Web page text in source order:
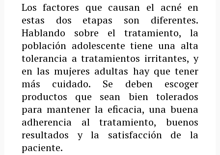
Los factores que causan el acné en
estas dos etapas son diferentes.
Hablando sobre el tratamiento, la
población adolescente tiene una alta
tolerancia a tratamientos irritantes, y
en las mujeres adultas hay que tener
más cuidado. Se deben escoger
productos que sean bien tolerados
para mantener la eficacia, una buena
adherencia al tratamiento, buenos
resultados y la satisfacción de la
paciente.